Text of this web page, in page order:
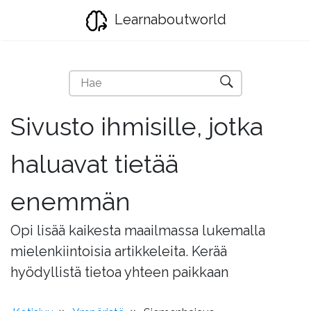
Learnaboutworld
Sivusto ihmisille, jotka
haluavat tietää
enemmän
Opi lisää kaikesta maailmassa lukemalla
mielenkiintoisia artikkeleita. Kerää
hyödyllistä tietoa yhteen paikkaan